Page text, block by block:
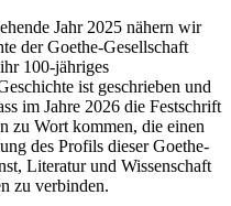
Jahr 2025 nähern wir
der Goethe-Gesellschaft
100-jähriges
ist geschrieben und
im Jahre 2026 die Festschrift
zu Wort kommen, die einen
des Profils dieser Goethe-
Literatur und Wissenschaft
zu verbinden.